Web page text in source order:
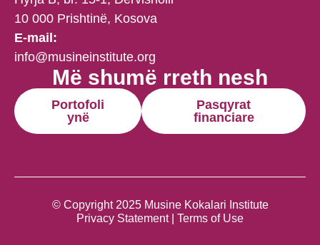
10 000 Prishtinë, Kosova
E-mail:
info@musineinstitute.org
Më shumë rreth nesh
Portofoli
ynë
Pasqyrat
financiare
© Copyright 2025 Musine Kokalari Institute
Privacy Statement | Terms of Use